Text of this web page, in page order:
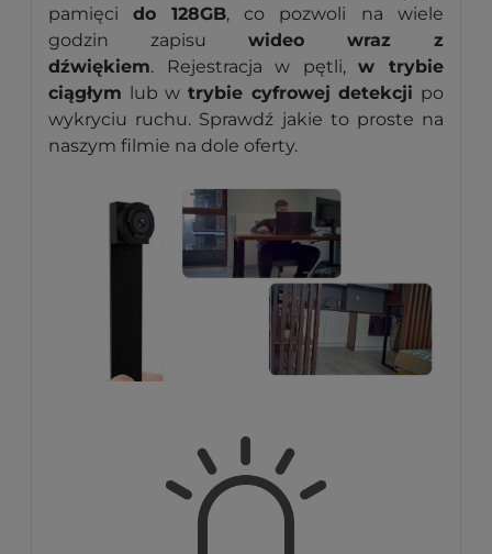
pamięcido 128GB, co pozwoli na wiele
godzin zapisu wideo wraz z
dźwiękiem. Rejestracja w pętli,w trybie
ciągłym lub w trybie cyfrowej detekcji po
wykryciu ruchu. Sprawdź jakie to proste na
naszym filmie na dole oferty.